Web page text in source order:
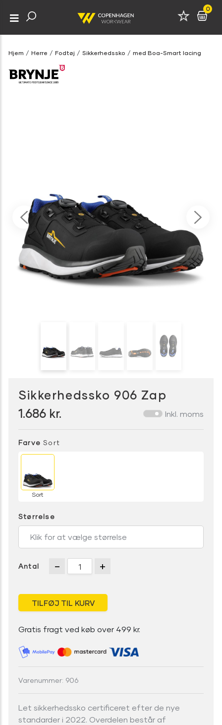
0
Hjem / Herre / Fodtøj / Sikkerhedssko / med Boa-Smart lacing
Previous Next
Sikkerhedssko 906 Zap
1.686 kr. Inkl. moms
Farve Sort
Sort
Størrelse
Klik for at vælge størrelse
Antal - +
Gratis fragt ved køb over 499 kr.
Varenummer: 906
Let sikkerhedssko certificeret efter de nye
standarder i 2022. Overdelen består af